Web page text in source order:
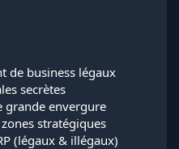
de business légaux
secrètes
grande envergure
stratégiques
(légaux & illégaux)